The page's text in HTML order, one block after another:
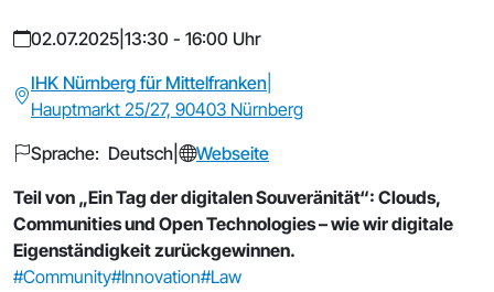
02.07.2025 13:30 - 16:00 Uhr
IHK Nürnberg für Mittelfranken
Hauptmarkt 25/27, 90403 Nürnberg
Sprache: Deutsch
Webseite
Teil von „Ein Tag der digitalen Souveränität“: Clouds,
Communities und Open Technologies – wie wir digitale
Eigenständigkeit zurückgewinnen.
#Community#Innovation#Law